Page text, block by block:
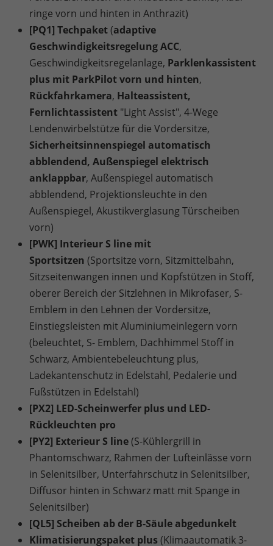
ringe vorn und hinten in Anthrazit)
[PQ1] Techpaket(adaptive
Geschwindigkeitsregelung ACC,
Geschwindigkeitsregelanlage, Parklenkassistent
plus mit ParkPilot vorn und hinten,
Rückfahrkamera, Halteassistent,
Fernlichtassistent "Light Assist", 4-Wege
Lendenwirbelstütze für die Vordersitze,
Sicherheitsinnenspiegel automatisch
abblendend, Außenspiegel elektrisch
anklappbar, Außenspiegel automatisch
abblendend, Projektionsleuchte in den
Außenspiegel, Akustikverglasung Türscheiben
vorn)
[PWK] Interieur S line mit
Sportsitzen (Sportsitze vorn, Sitzmittelbahn,
Sitzseitenwangen innen und Kopfstützen in Stoff,
oberer Bereich der Sitzlehnen in Mikrofaser, S-
Emblem in den Lehnen der Vordersitze,
Einstiegsleisten mit Aluminiumeinlegern vorn
(beleuchtet, S- Emblem, Dachhimmel Stoff in
Schwarz, Ambientebeleuchtung plus,
Ladekantenschutz in Edelstahl, Pedalerie und
Fußstützen in Edelstahl)
[PX2] LED-Scheinwerfer plus und LED-
Rückleuchten pro
[PY2] Exterieur S line(S-Kühlergrill in
Phantomschwarz, Rahmen der Lufteinlässe vorn
in Selenitsilber, Unterfahrschutz in Selenitsilber,
Diffusor hinten in Schwarz matt mit Spange in
Selenitsilber)
[QL5] Scheiben ab der B-Säule abgedunkelt
Klimatisierungspaket plus(Klimaautomatik 3-